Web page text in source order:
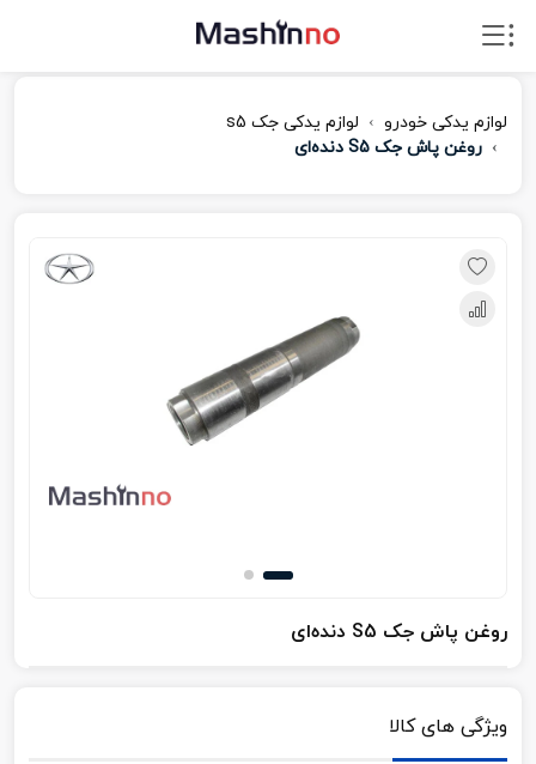
لوازم یدکی خودرو
لوازم یدکی جک s5
روغن پاش جک S5 دنده‌ای
روغن پاش جک S5 دنده‌ای
ویژگی های کالا